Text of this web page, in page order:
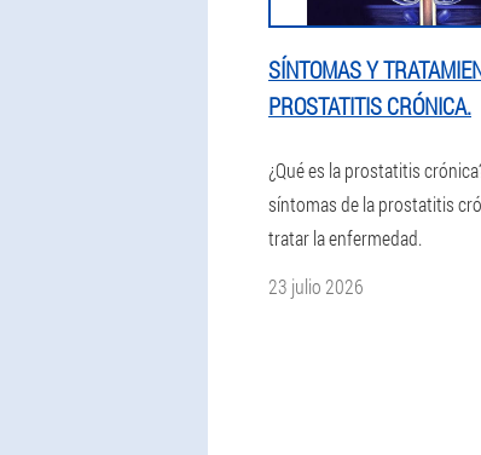
SÍNTOMAS Y
PROSTATITIS CRÓNICA.
¿Qué es la prostatitis
síntomas de la prostatitis
tratar la enfermedad.
23 julio 2026